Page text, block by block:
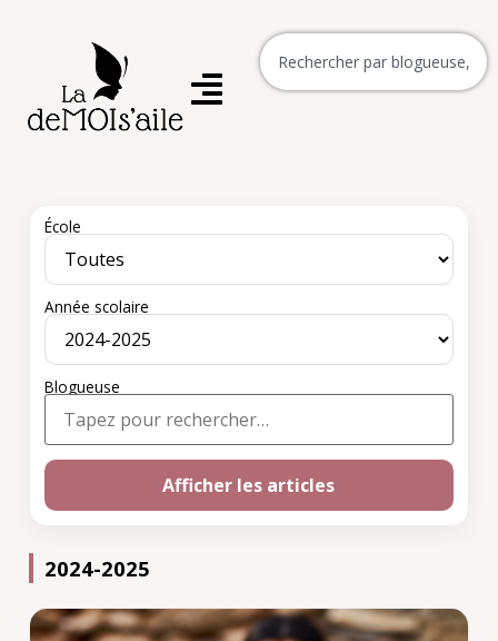
École
Année scolaire
Blogueuse
Afficher les articles
2024-2025